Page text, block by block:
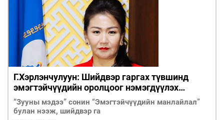
Г.Хэрлэнчулуун: Шийдвэр гаргах түвшинд
эмэгтэйчүүдийн оролцоог нэмэгдүүлэх
шаардлагатай
“Зууны мэдээ” сонин “Эмэгтэйчүүдийн манлайлал”
булан нээж, шийдвэр га